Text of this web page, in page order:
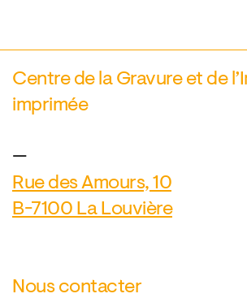
Centre de la Gravure et de
imprimée
—
Rue des Amours, 10
B-7100 La Louvière
Nous contacter